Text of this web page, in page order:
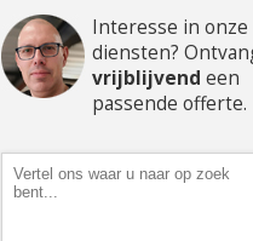
Interesse in onze
diensten?
vrijblijvend een
passende offerte.